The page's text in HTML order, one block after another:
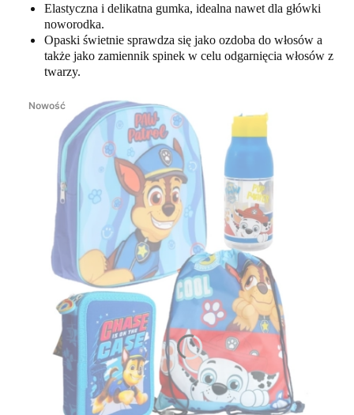
Elastyczna i delikatna gumka, idealna nawet dla główki
noworodka.
Opaski świetnie sprawdza się jako ozdoba do włosów a
także jako zamiennik spinek w celu odgarnięcia włosów z
twarzy.
Nowość